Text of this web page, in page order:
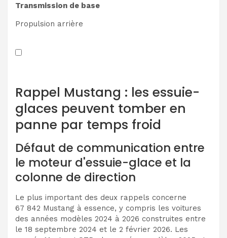
Transmission de base
Propulsion arrière
Rappel Mustang : les essuie-
glaces peuvent tomber en
panne par temps froid
Défaut de communication entre
le moteur d'essuie-glace et la
colonne de direction
Le plus important des deux rappels concerne
67 842 Mustang à essence, y compris les voitures
des années modèles 2024 à 2026 construites entre
le 18 septembre 2024 et le 2 février 2026. Les